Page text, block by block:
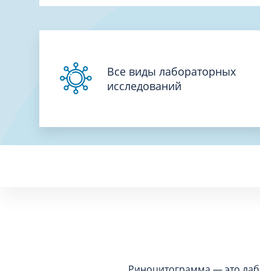
Все виды лабораторных
исследований